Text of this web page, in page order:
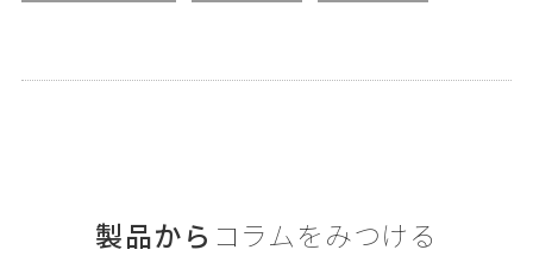
製品から コラムをみつける